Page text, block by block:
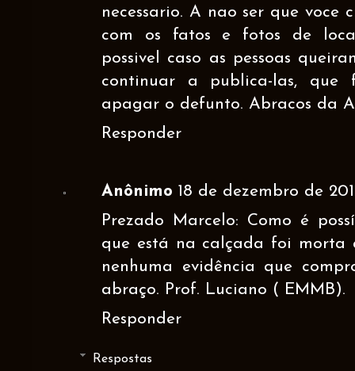
necessario. A nao ser que voce
com os fatos e fotos de
possivel caso as pessoas
continuar a publica-las, que
apagar o defunto. Abracos da
Responder
Anônimo 18 de dezembro de
Prezado Marcelo: Como é
que está na calçada foi morta
nenhuma evidência que
abraço. Prof. Luciano ( EMMB).
Responder
Respostas